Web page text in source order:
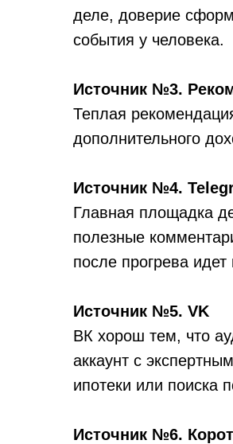
деле, доверие
события у человека.
Источник №3.
Теплая
дополнительного
Источник №4.
Главная площадка
полезные
после прогрева идет
Источник №5. VK
ВК хорош тем, что
аккаунт с
ипотеки или поиска
Источник №6.